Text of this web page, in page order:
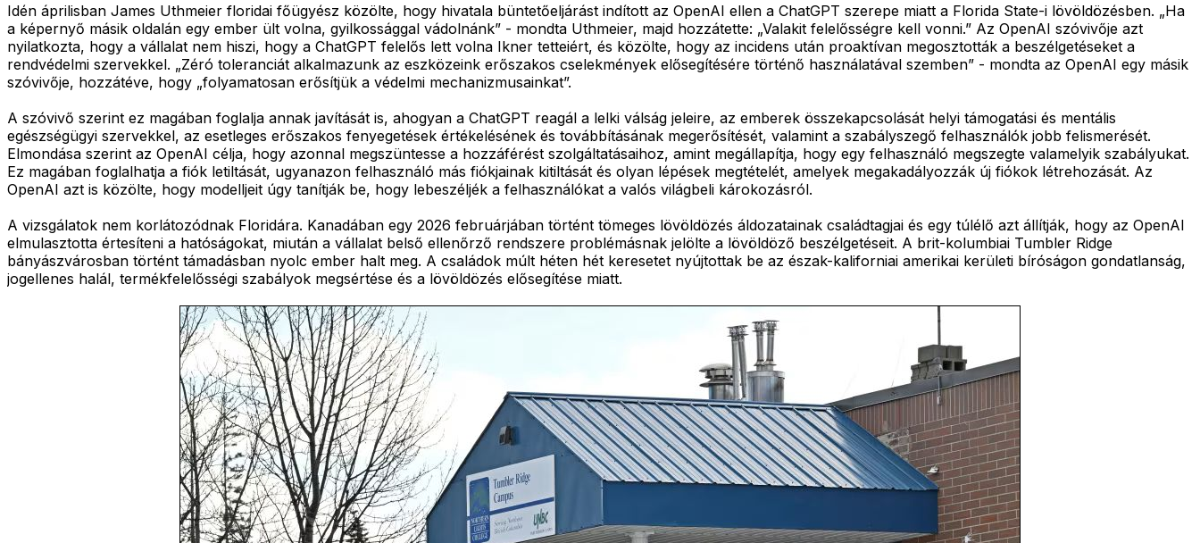
Idén áprilisban James Uthmeier floridai főügyész közölte, hogy hivatala büntetőeljárást indított az OpenAI ellen a ChatGPT szerepe miatt a Florida State-i lövöldözésben. „Ha
a képernyő másik oldalán egy ember ült volna, gyilkossággal vádolnánk” - mondta Uthmeier, majd hozzátette: „Valakit felelősségre kell vonni.” Az OpenAI szóvivője azt
nyilatkozta, hogy a vállalat nem hiszi, hogy a ChatGPT felelős lett volna Ikner tetteiért, és közölte, hogy az incidens után proaktívan megosztották a beszélgetéseket a
rendvédelmi szervekkel. „Zéró toleranciát alkalmazunk az eszközeink erőszakos cselekmények elősegítésére történő használatával szemben” - mondta az OpenAI egy másik
szóvivője, hozzátéve, hogy „folyamatosan erősítjük a védelmi mechanizmusainkat”.
A szóvivő szerint ez magában foglalja annak javítását is, ahogyan a ChatGPT reagál a lelki válság jeleire, az emberek összekapcsolását helyi támogatási és mentális
egészségügyi szervekkel, az esetleges erőszakos fenyegetések értékelésének és továbbításának megerősítését, valamint a szabályszegő felhasználók jobb felismerését.
Elmondása szerint az OpenAI célja, hogy azonnal megszüntesse a hozzáférést szolgáltatásaihoz, amint megállapítja, hogy egy felhasználó megszegte valamelyik szabályukat.
Ez magában foglalhatja a fiók letiltását, ugyanazon felhasználó más fiókjainak kitiltását és olyan lépések megtételét, amelyek megakadályozzák új fiókok létrehozását. Az
OpenAI azt is közölte, hogy modelljeit úgy tanítják be, hogy lebeszéljék a felhasználókat a valós világbeli károkozásról.
A vizsgálatok nem korlátozódnak Floridára. Kanadában egy 2026 februárjában történt tömeges lövöldözés áldozatainak családtagjai és egy túlélő azt állítják, hogy az OpenAI
elmulasztotta értesíteni a hatóságokat, miután a vállalat belső ellenőrző rendszere problémásnak jelölte a lövöldöző beszélgetéseit. A brit-kolumbiai Tumbler Ridge
bányászvárosban történt támadásban nyolc ember halt meg. A családok múlt héten hét keresetet nyújtottak be az észak-kaliforniai amerikai kerületi bíróságon gondatlanság,
jogellenes halál, termékfelelősségi szabályok megsértése és a lövöldözés elősegítése miatt.